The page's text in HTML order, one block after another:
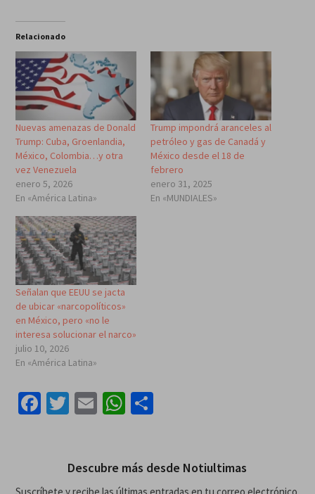
Relacionado
Nuevas amenazas de Donald
Trump: Cuba, Groenlandia,
México, Colombia…y otra
vez Venezuela
enero 5, 2026
En «América Latina»
Trump impondrá aranceles al
petróleo y gas de Canadá y
México desde el 18 de
febrero
enero 31, 2025
En «MUNDIALES»
Señalan que EEUU se jacta
de ubicar «narcopolíticos»
en México, pero «no le
interesa solucionar el narco»
julio 10, 2026
En «América Latina»
Facebook
Twitter
EmailWhatsApp
Compartir
Descubre más desde Notiultimas